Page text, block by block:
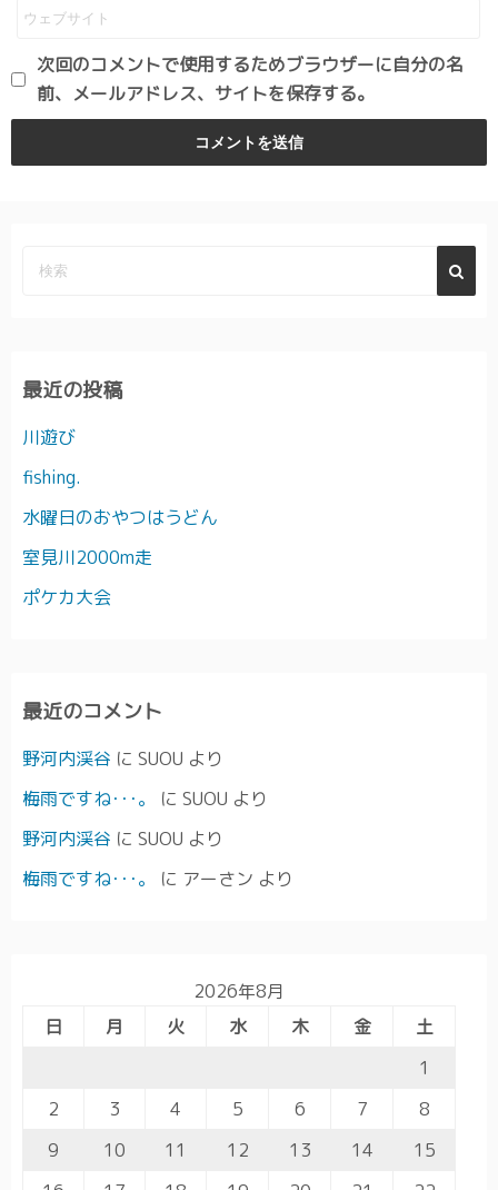
次回のコメントで使用するためブラウザーに自分の名
前、メールアドレス、サイトを保存する。
最近の投稿
川遊び
fishing.
水曜日のおやつはうどん
室見川2000m走
ポケカ大会
最近のコメント
野河内渓谷 に SUOU より
梅雨ですね･･･。
に SUOU より
野河内渓谷 に SUOU より
梅雨ですね･･･。
に アーさン より
2026年8月
日
月 火 水 木 金
土
1
2
3 4 5 6 7
8
9
10 11 12 13 14
15